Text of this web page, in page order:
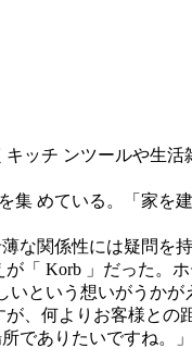
ッチ ンツールや生活
集 めている。「家を
な関係性には疑問を
「 Korb 」だった。ホ
いという想いがうか
、何よりお客様との
でありたいですね。」